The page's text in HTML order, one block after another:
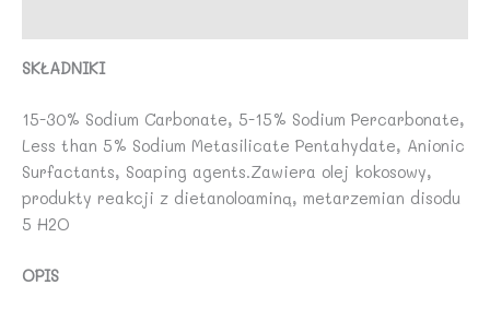
SKŁADNIKI
15-30% Sodium Carbonate, 5-15% Sodium Percarbonate,
Less than 5% Sodium Metasilicate Pentahydate, Anionic
Surfactants, Soaping agents.Zawiera olej kokosowy,
produkty reakcji z dietanoloaminą, metarzemian disodu
5 H2O
OPIS